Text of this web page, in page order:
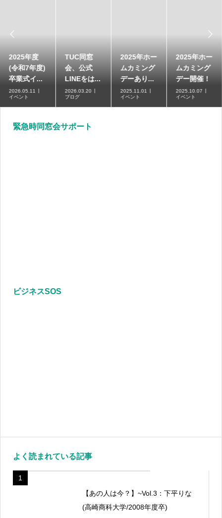

2025年度
(令和7年度)
卒業式イ...
2026.05.11
イベント
TUC同窓
会、公式
LINEをは...
2026.03.20
ブログ
2025年ホー
ムカミング
デーあり...
2025.11.01
イベント
2025年ホー
ムカミング
デー開催！
2025.10.07
イベント

緊急時同窓会サポート
ビジネスSOS
よく読まれている記事
1
【あの人は今？】~Vol.3：下平りな
(高崎商科大学/2008年度卒)